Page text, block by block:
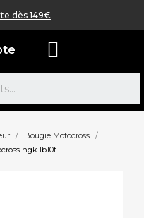
dès 149€
Bougie Motocross
ngk lb10f